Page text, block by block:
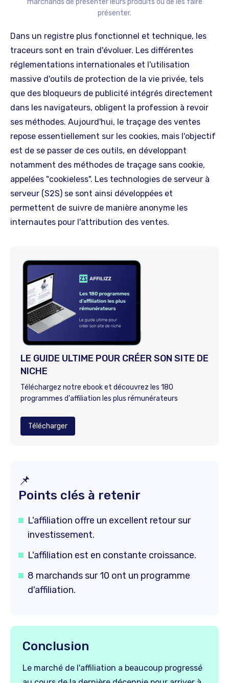
marchands de présenter leurs produits ou de les faire
présenter.
Dans un registre plus fonctionnel et technique, les
traceurs sont en train d'évoluer. Les différentes
réglementations internationales et l'utilisation
massive d'outils de protection de la vie privée, tels
que des bloqueurs de publicité intégrés directement
dans les navigateurs, obligent la profession à revoir
ses méthodes. Aujourd'hui, le traçage des ventes
repose essentiellement sur les cookies, mais l'objectif
est de se passer de ces outils, en développant
notamment des méthodes de traçage sans cookie,
appelées "cookieless". Les technologies de serveur à
serveur (S2S) se sont ainsi développées et
permettent de suivre de manière anonyme les
internautes pour l'attribution des ventes.
LE GUIDE ULTIME POUR CRÉER SON SITE DE
NICHE
Téléchargez notre ebook et découvrez les 180
programmes d'affiliation les plus rémunérateurs
Télécharger
📌
Points clés à retenir
L'affiliation offre un excellent retour sur
investissement.
L'affiliation est en constante croissance.
8 marchands sur 10 ont un programme
d'affiliation.
Conclusion
Le marché de l'affiliation a beaucoup progressé